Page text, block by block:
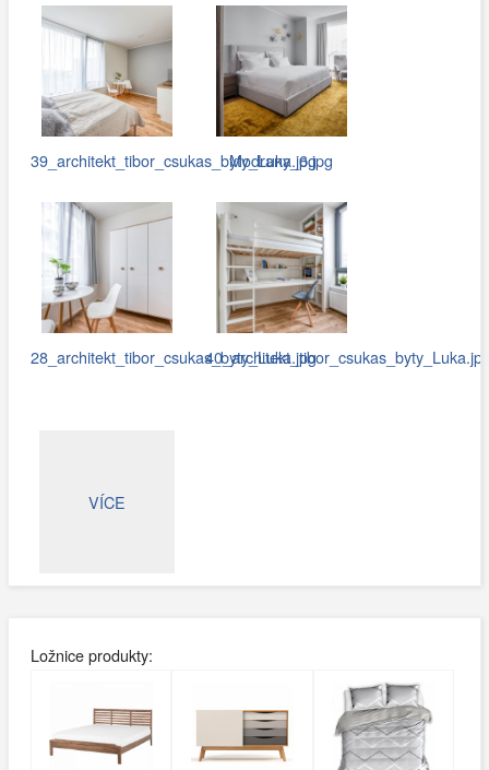
39_architekt_tibor_csukas_byty_Luka.jpg
Modrany_6.jpg
28_architekt_tibor_csukas_byty_Luka.jpg
VÍCE
Ložnice produkty: